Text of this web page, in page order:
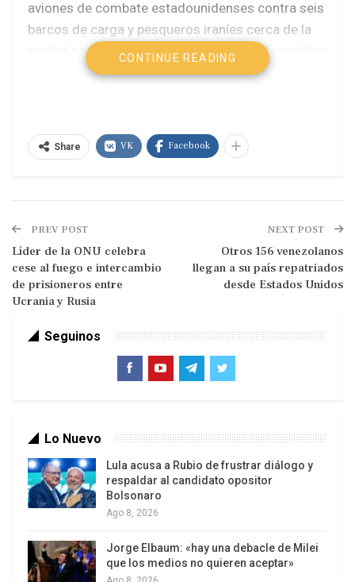
aviones de combate estadounidenses contra seis
barcos de carga y pesqueros iraníes cerca de la
ciudad portuaria de Khasab, en Omán, informó hoy
sábado la agencia semioficial de noticias Mehr.
Hormozgan, reveló el gobernador del condado,
hospitalizados y añadió que había un total de 20
personas a bordo de los barcos en el momento
del ataque, ocurrido el viernes por la noche.
La agencia oficial de noticias iraní IRNA informó el
viernes que al menos una persona murió y otras
estadounidense la noche anterior contra un barco
CONTINUE READING
Share VK Facebook
PREV POST
Líder de la ONU celebra
cese al fuego e intercambio
de prisioneros entre
Ucrania y Rusia
NEXT POST
Otros 156 venezolanos
llegan a su país repatriados
desde Estados Unidos
Seguinos
Lo Nuevo
Lula acusa a Rubio de frustrar diálogo y
respaldar al candidato opositor
Bolsonaro
Ago 8, 2026
Jorge Elbaum: «hay una debacle de Milei
que los medios no quieren aceptar»